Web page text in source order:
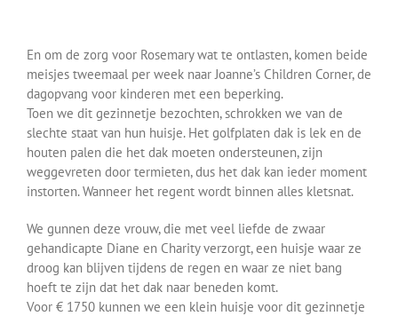
En om de zorg voor Rosemary wat te ontlasten, komen beide
meisjes tweemaal per week naar Joanne’s Children Corner, de
dagopvang voor kinderen met een beperking.
Toen we dit gezinnetje bezochten, schrokken we van de
slechte staat van hun huisje. Het golfplaten dak is lek en de
houten palen die het dak moeten ondersteunen, zijn
weggevreten door termieten, dus het dak kan ieder moment
instorten. Wanneer het regent wordt binnen alles kletsnat.
We gunnen deze vrouw, die met veel liefde de zwaar
gehandicapte Diane en Charity verzorgt, een huisje waar ze
droog kan blijven tijdens de regen en waar ze niet bang
hoeft te zijn dat het dak naar beneden komt.
Voor € 1750 kunnen we een klein huisje voor dit gezinnetje